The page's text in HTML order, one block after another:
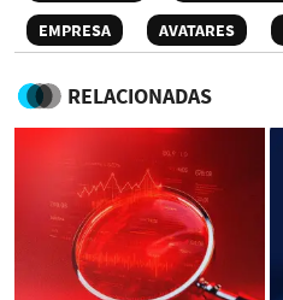
EMPRESA
AVATARES
RELACIONADAS